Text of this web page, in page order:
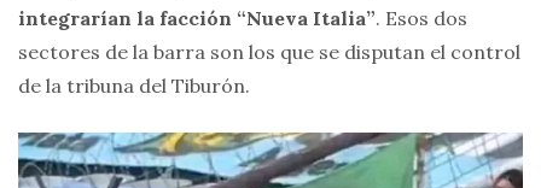
integrarían la facción “Nueva Italia”. Esos dos
sectores de la barra son los que se disputan el control
de la tribuna del Tiburón.